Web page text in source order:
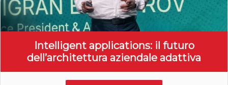
Intelligent applications: il futuro
dell’architettura aziendale adattiva